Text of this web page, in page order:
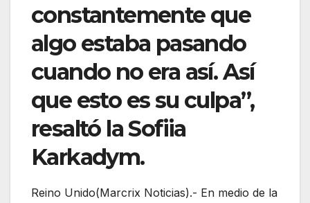
constantemente que
algo estaba pasando
cuando no era así. Así
que esto es su culpa”,
resaltó la Sofiia
Karkadym.
Reino Unido(Marcrix Noticias).- En medio de la